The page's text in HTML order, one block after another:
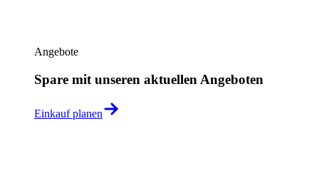
Angebote
Spare mit unseren aktuellen Angeboten
Einkauf planen